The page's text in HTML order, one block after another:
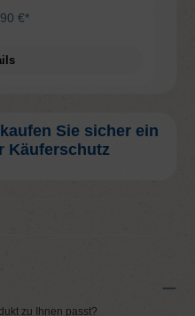
€*
Sie sicher ein
Käuferschutz
zu Ihnen passt?